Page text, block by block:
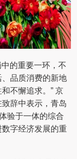
的重要一环，不
品质消费的新地
不懈追求。” 京
辞中表示，青岛
验于一体的综合
字经济发展的重